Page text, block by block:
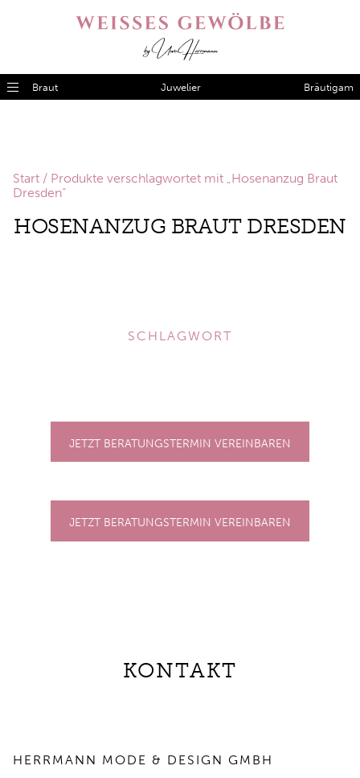
Braut Juwelier Bräutigam
Start / Produkte verschlagwortet mit „Hosenanzug Braut
Dresden“
HOSENANZUG BRAUT DRESDEN
SCHLAGWORT
JETZT BERATUNGSTERMIN VEREINBAREN
JETZT BERATUNGSTERMIN VEREINBAREN
KONTAKT
HERRMANN MODE & DESIGN GMBH